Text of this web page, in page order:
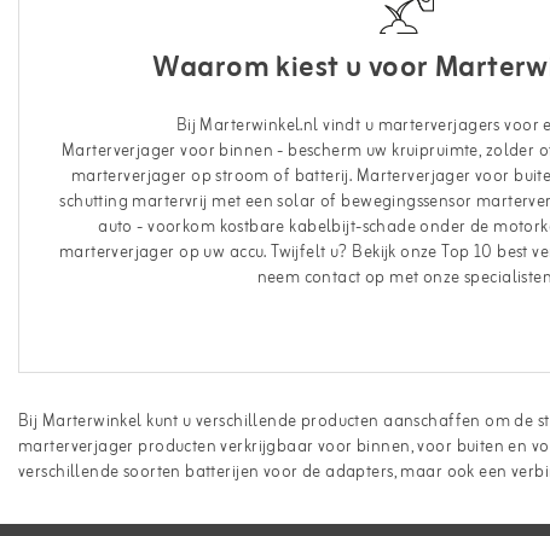
Waarom kiest u voor
Bij Marterwinkel.nl vindt u marterverjagers voor
Marterverjager voor binnen - bescherm uw kruipruimte, zolder
marterverjager op stroom of batterij. Marterverjager voor
schutting martervrij met een solar of bewegingssensor
auto - voorkom kostbare kabelbijt-schade onder de
marterverjager op uw accu. Twijfelt u? Bekijk onze Top 10 best
neem contact op met onze
Bij Marterwinkel kunt u verschillende producten aanschaffen om de
marterverjager producten verkrijgbaar voor binnen, voor buiten en
verschillende soorten batterijen voor de adapters, maar ook een